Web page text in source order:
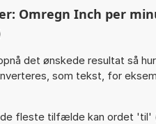
Omregn Inch per
det ønskede resultat så
som tekst, for
fleste tilfælde kan ordet 'til'